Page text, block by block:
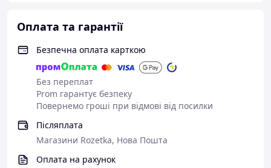
Оплата та гарантії
Безпечна оплата карткою
Без переплат
Prom гарантує безпеку
Повернемо гроші при відмові від посилки
Післяплата
Магазини Rozetka, Нова Пошта
Оплата на рахунок